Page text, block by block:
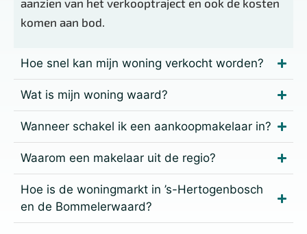
komen aan bod.
Hoe snel kan mijn woning verkocht worden?
Wat is mijn woning waard?
Wanneer schakel ik een aankoopmakelaar in?
Waarom een makelaar uit de regio?
Hoe is de woningmarkt in ’s-Hertogenbosch
en de Bommelerwaard?